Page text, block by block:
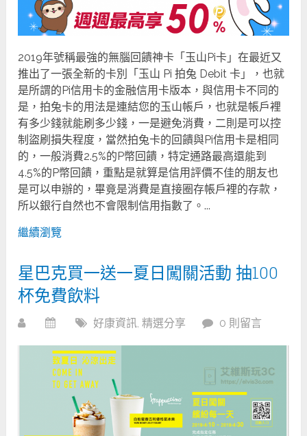
2019年號稱最強的無腦回饋神卡「玉山Pi卡」在最近又
推出了一張全新的卡別「玉山 Pi 拍兔 Debit 卡」，也就
是所謂的Pi信用卡的金融信用卡版本，與信用卡不同的
是，拍兔卡的用法是連結您的玉山帳戶，也就是帳戶裡
有多少錢就能刷多少錢，一是避免消費，二則是可以控
制盜刷損失程度，當然拍兔卡的回饋與Pi信用卡是相同
的，一般消費2.5%的P幣回饋，特定通路最高還能到
4.5%的P幣回饋，重點是就算是信用評價不佳的朋友也
是可以申辦的，畢竟是消費是直接圈存帳戶裡的存款，
所以銀行自然也不會限制信用指數了。...
繼續瀏覽
星巴克買一送一夏日闖關活動 抽100
杯免費飲料
好康資訊,精選分享 0 則留言